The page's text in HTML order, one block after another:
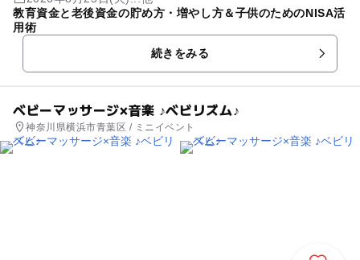
教育資金と老後資金の貯め方・増やし方＆子供のためのNISA活
用術
続きをみる
ベビーマッサージ×音楽 ♪ベビリズム♪
神奈川県横浜市青葉区 / ミニイベント